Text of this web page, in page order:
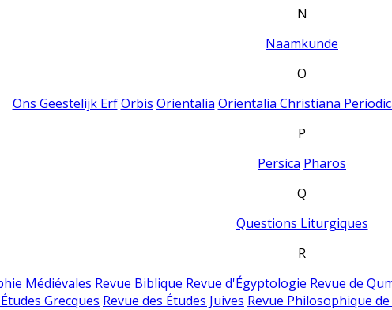
N
Naamkunde
O
Ons Geestelijk Erf Orbis Orientalia Orientalia Christiana
P
Persica Pharos
Q
Questions Liturgiques
R
Médiévales Revue Biblique Revue d'Égyptologie Revue de
Grecques Revue des Études Juives Revue Philosophique